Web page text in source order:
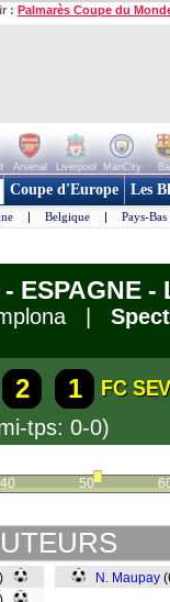
: Palmarès Coupe du
Arsenal Liverpool ManCity
Coupe d'Europe Les
| Belgique | Pays-Bas
ESPAGNE -
|
2 1
FC
tps: 0-0)
40 50
N. Maupay